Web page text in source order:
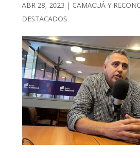
ABR 28, 2023 | CAMACUÁ Y
DESTACADOS